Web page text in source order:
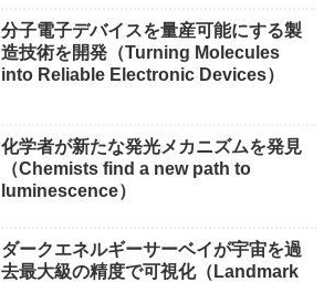
分子電子デバイスを量産可能にする製
造技術を開発（Turning Molecules
into Reliable Electronic Devices）
化学者が新たな発光メカニズムを発見
（Chemists find a new path to
luminescence）
ダークエネルギーサーベイが宇宙を過
去最大級の精度で可視化（Landmark